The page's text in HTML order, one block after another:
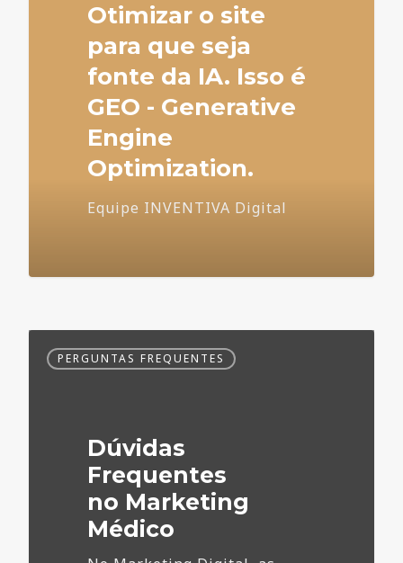
Otimizar o site
para que seja
fonte da IA. Isso é
GEO - Generative
Engine
Optimization.
Equipe INVENTIVA Digital
Frequentes
PERGUNTAS FREQUENTES
Dúvidas
Frequentes
no Marketing
Médico